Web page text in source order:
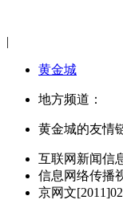
|
黄金城
地方频道：
黄金城的友情
互联网新闻信
信息网络传播
京网文